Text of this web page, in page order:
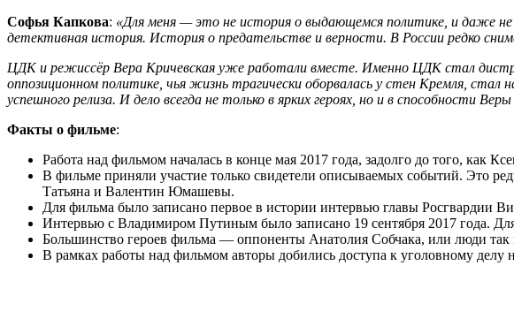
Софья Капкова: «Для меня — это не история о выдающемся политике, и даже не
детективная история. История о предательстве и верности. В России редко
ЦДК и режиссёр Вера Кричевская уже работали вместе. Именно ЦДК стал
оппозиционном политике, чья жизнь трагически оборвалась у стен Кремля,
успешного релиза. И дело всегда не только в ярких героях, но и в способности
Факты о фильме:
Работа над фильмом началась в конце мая 2017 года, задолго до того, как
В фильме приняли участие только свидетели описываемых событий. Это
Татьяна и Валентин Юмашевы.
Для фильма было записано первое в истории интервью главы Росгвардии
Интервью с Владимиром Путиным было записано 19 сентября 2017 года.
Большинство героев фильма — оппоненты Анатолия Собчака, или люди так
В рамках работы над фильмом авторы добились доступа к уголовному